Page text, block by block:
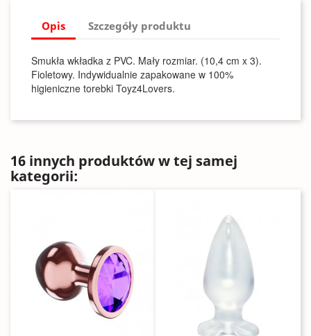
Opis Szczegóły produktu
Smukła wkładka z PVC. Mały rozmiar. (10,4 cm x 3).
Fioletowy. Indywidualnie zapakowane w 100%
higieniczne torebki Toyz4Lovers.
16 innych produktów w tej samej
kategorii: